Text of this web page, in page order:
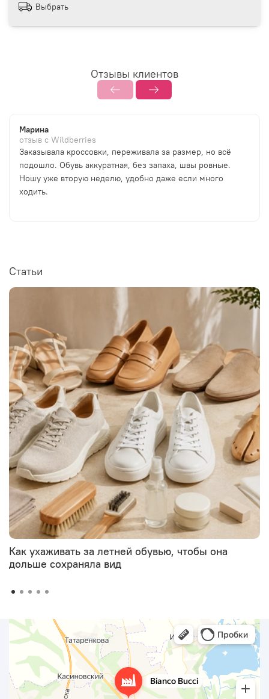
Выбрать
Отзывы клиентов
Марина
отзыв с Wildberries
Заказывала кроссовки, переживала за размер, но всё
подошло. Обувь аккуратная, без запаха, швы ровные.
Ношу уже вторую неделю, удобно даже если много
ходить.
Статьи
Как ухаживать за летней обувью, чтобы она
дольше сохраняла вид